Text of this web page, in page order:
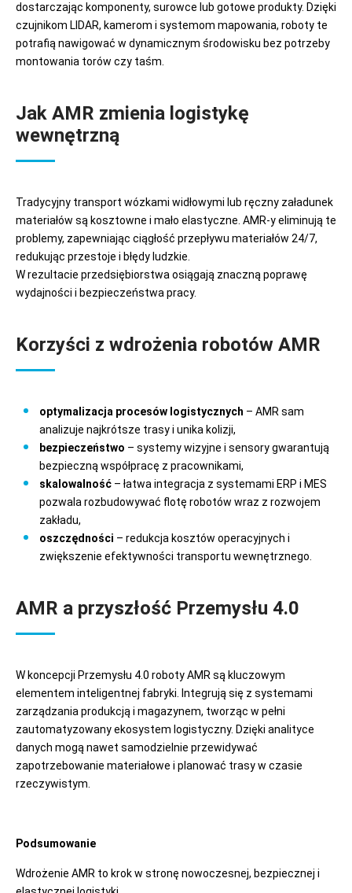
dostarczając komponenty, surowce lub gotowe produkty. Dzięki
czujnikom LIDAR, kamerom i systemom mapowania, roboty te
potrafią nawigować w dynamicznym środowisku bez potrzeby
montowania torów czy taśm.
Jak AMR zmienia logistykę
wewnętrzną
Tradycyjny transport wózkami widłowymi lub ręczny załadunek
materiałów są kosztowne i mało elastyczne. AMR-y eliminują te
problemy, zapewniając ciągłość przepływu materiałów 24/7,
redukując przestoje i błędy ludzkie.
W rezultacie przedsiębiorstwa osiągają znaczną poprawę
wydajności i bezpieczeństwa pracy.
Korzyści z wdrożenia robotów AMR
optymalizacja procesów logistycznych – AMR sam
analizuje najkrótsze trasy i unika kolizji,
bezpieczeństwo – systemy wizyjne i sensory gwarantują
bezpieczną współpracę z pracownikami,
skalowalność – łatwa integracja z systemami ERP i MES
pozwala rozbudowywać flotę robotów wraz z rozwojem
zakładu,
oszczędności – redukcja kosztów operacyjnych i
zwiększenie efektywności transportu wewnętrznego.
AMR a przyszłość Przemysłu 4.0
W koncepcji Przemysłu 4.0 roboty AMR są kluczowym
elementem inteligentnej fabryki. Integrują się z systemami
zarządzania produkcją i magazynem, tworząc w pełni
zautomatyzowany ekosystem logistyczny. Dzięki analityce
danych mogą nawet samodzielnie przewidywać
zapotrzebowanie materiałowe i planować trasy w czasie
rzeczywistym.
Podsumowanie
Wdrożenie AMR to krok w stronę nowoczesnej, bezpiecznej i